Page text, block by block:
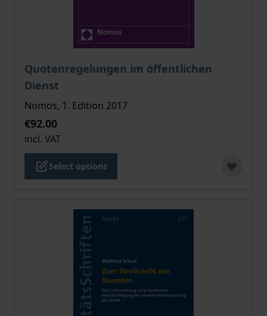
Quotenregelungen im öffentlichen
Dienst
The price depends on the options chosen on the
Nomos, 1. Edition 2017
€92.00
incl. VAT
Select options